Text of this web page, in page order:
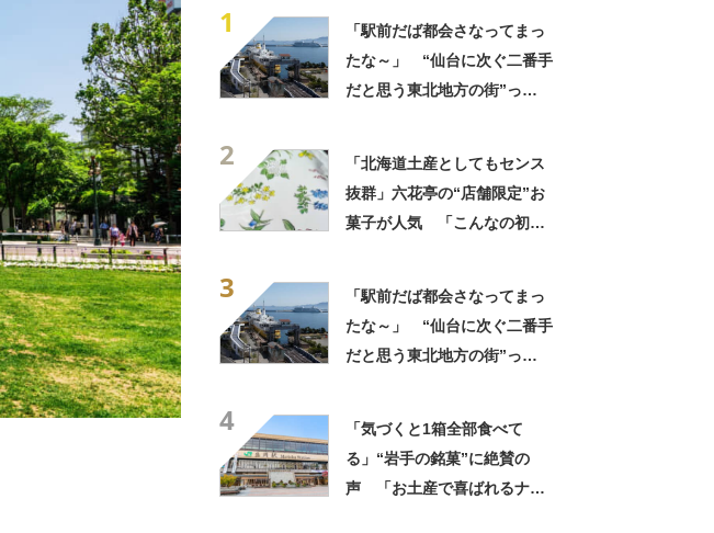
1
「駅前だば都会さなってまっ
たな～」 “仙台に次ぐ二番手
だと思う東北地方の街”っ
2
「北海道土産としてもセンス
抜群」六花亭の“店舗限定”お
菓子が人気 「こんなの初め
3
「駅前だば都会さなってまっ
たな～」 “仙台に次ぐ二番手
だと思う東北地方の街”っ
4
「気づくと1箱全部食べて
る」“岩手の銘菓”に絶賛の
声 「お土産で喜ばれるナン